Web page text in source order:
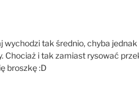
wychodzi tak średnio, chyba
Chociaż i tak zamiast rysować
broszkę :D